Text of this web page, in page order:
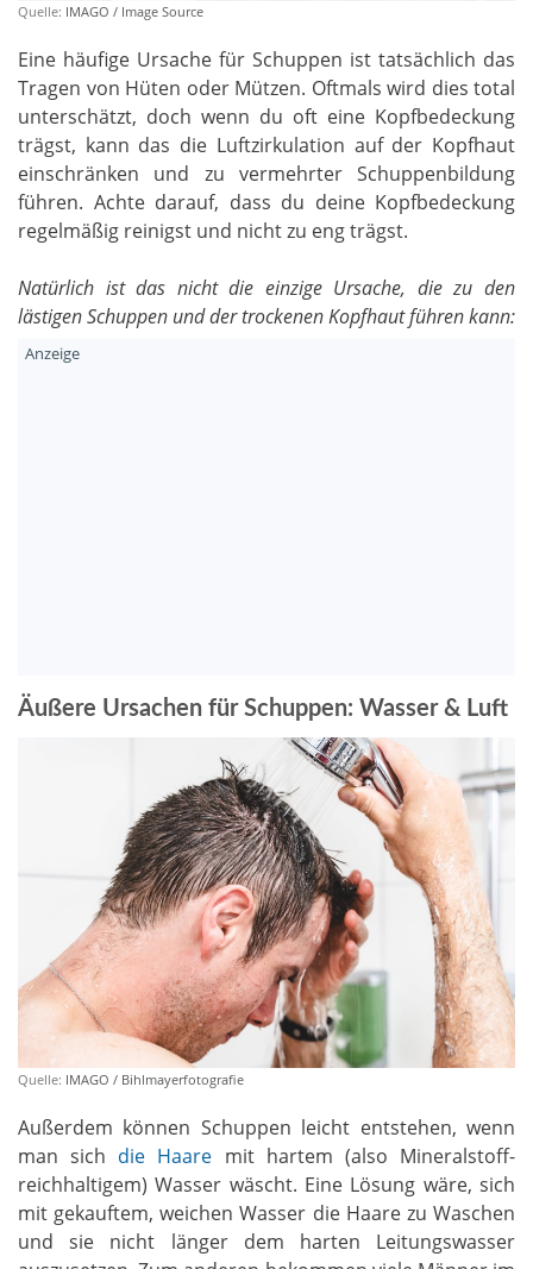
Quelle: IMAGO / Image Source
Eine häufige Ursache für Schuppen ist tatsächlich das
Tragen von Hüten oder Mützen. Oftmals wird dies total
unterschätzt, doch wenn du oft eine Kopfbedeckung
trägst, kann das die Luftzirkulation auf der Kopfhaut
einschränken und zu vermehrter Schuppenbildung
führen. Achte darauf, dass du deine Kopfbedeckung
regelmäßig reinigst und nicht zu eng trägst.
Natürlich ist das nicht die einzige Ursache, die zu den
lästigen Schuppen und der trockenen Kopfhaut führen kann:
Äußere Ursachen für Schuppen: Wasser & Luft
Quelle: IMAGO / Bihlmayerfotografie
Außerdem können Schuppen leicht entstehen, wenn
man sich die Haare mit hartem (also Mineralstoff-
reichhaltigem) Wasser wäscht. Eine Lösung wäre, sich
mit gekauftem, weichen Wasser die Haare zu Waschen
und sie nicht länger dem harten Leitungswasser